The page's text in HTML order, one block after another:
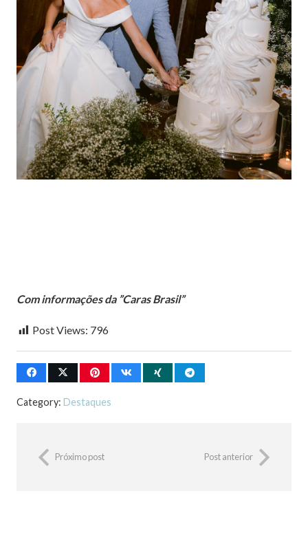
Com informações da ”Caras Brasil”
Post Views: 796
Category: Destaques
Próximo post Post anterior